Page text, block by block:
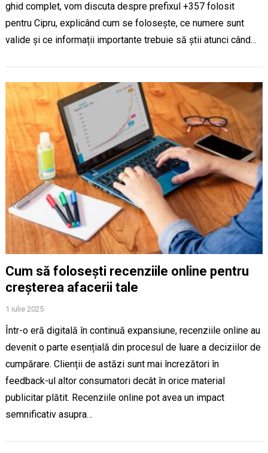
ghid complet, vom discuta despre prefixul +357 folosit
pentru Cipru, explicând cum se folosește, ce numere sunt
valide și ce informații importante trebuie să știi atunci când…
Cum să folosești recenziile online pentru
creșterea afacerii tale
1 iulie 2025
Într-o eră digitală în continuă expansiune, recenziile online au
devenit o parte esențială din procesul de luare a deciziilor de
cumpărare. Clienții de astăzi sunt mai încrezători în
feedback-ul altor consumatori decât în orice material
publicitar plătit. Recenziile online pot avea un impact
semnificativ asupra…